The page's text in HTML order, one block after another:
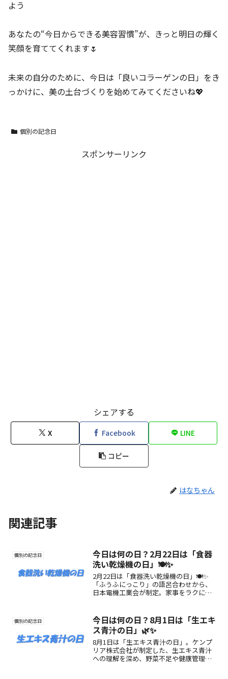
よう
あなたの“今日からできる美容習慣”が、きっと明日の輝く
笑顔を育ててくれます🌷
未来の自分のために、今日は「良いコラーゲンの日」をき
っかけに、美の土台づくりを始めてみてくださいね💖
個別の記念日
スポンサーリンク
シェアする
X Facebook LINE
コピー
はなちゃん
関連記事
個別の記念日
今日は何の日？2月22日は「食器
洗い乾燥機の日」🍽️✨
2月22日は「食器洗い乾燥機の日」🍽️✨
「ふうふにっこり」の語呂合わせから、
日本電機工業会が制定。家事をラクにし
個別の記念日
今日は何の日？8月1日は「生エキ
ス青汁の日」🌿✨
8月1日は「生エキス青汁の日」。ケンプ
リア株式会社が制定した、生エキス青汁
への理解を深め、野菜不足や健康管理に